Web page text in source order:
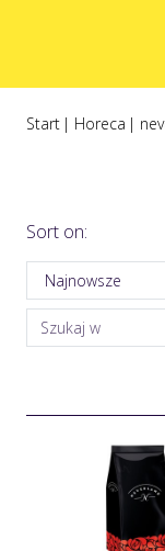
Start Horeca
Sort on: